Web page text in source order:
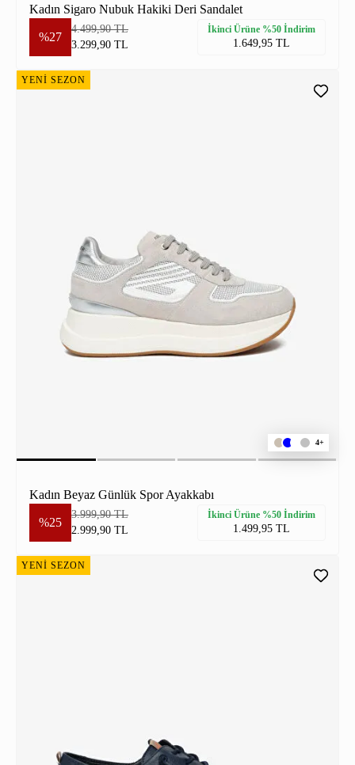
Kadın Sigaro Nubuk Hakiki Deri Sandalet
%27
4.499,90 TL
3.299,90 TL
İkinci Ürüne %50 İndirim
1.649,95 TL
YENİ SEZON
4+
Kadın Beyaz Günlük Spor Ayakkabı
%25
3.999,90 TL
2.999,90 TL
İkinci Ürüne %50 İndirim
1.499,95 TL
YENİ SEZON